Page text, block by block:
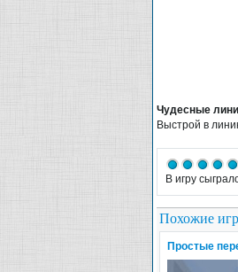
Чудесные
Выстрой в
В игру
Похожие
Простые